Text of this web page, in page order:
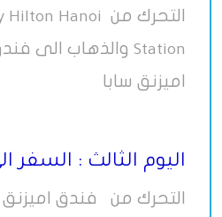
التحرك من Hilton Hanoi
Station والذهاب الى
اميزنق سابا
اليوم الثالث : السفر
التحرك من فندق